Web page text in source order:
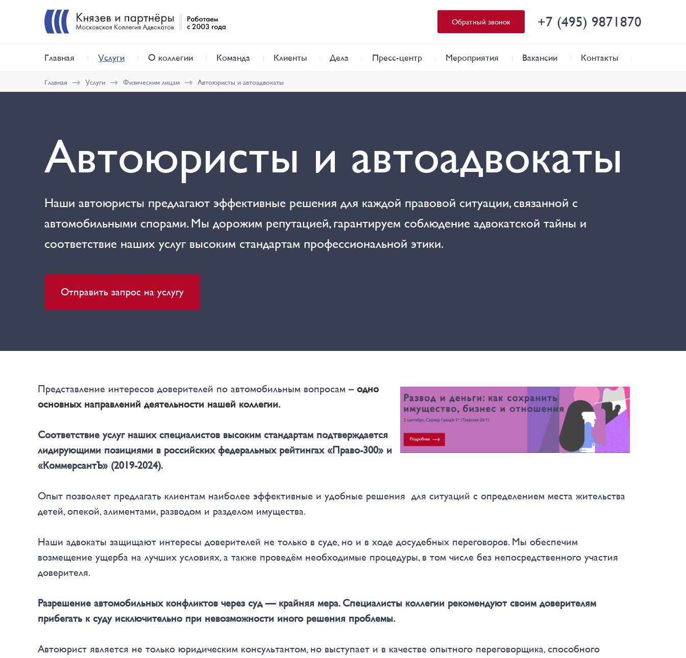
Обратный звонок +7 (495) 9871870
Главная Услуги О коллегии Команда Клиенты Дела Пресс-центр Мероприятия Вакансии Контакты
Главная Услуги Физическим лицам Автоюристы и автоадвокаты
Автоюристы и автоадвокаты
Наши автоюристы предлагают эффективные решения для каждой правовой ситуации, связанной с
автомобильными спорами. Мы дорожим репутацией, гарантируем соблюдение адвокатской тайны и
соответствие наших услуг высоким стандартам профессиональной этики.
Отправить запрос на услугу
Представление интересов доверителей по автомобильным вопросам – одно
основных направлений деятельности нашей коллегии.
Соответствие услуг наших специалистов высоким стандартам подтверждается
лидирующими позициями в российских федеральных рейтингах «Право-300» и
«КоммерсантЪ» (2019-2024).
Опыт позволяет предлагать клиентам наиболее эффективные и удобные решения для ситуаций с определением места жительства
детей, опекой, алиментами, разводом и разделом имущества.
Наши адвокаты защищают интересы доверителей не только в суде, но и в ходе досудебных переговоров. Мы обеспечим
возмещение ущерба на лучших условиях, а также проведём необходимые процедуры, в том числе без непосредственного участия
доверителя.
Разрешение автомобильных конфликтов через суд — крайняя мера. Специалисты коллегии рекомендуют своим доверителям
прибегать к суду исключительно при невозможности иного решения проблемы.
Автоюрист является не только юридическим консультантом, но выступает и в качестве опытного переговорщика, способного